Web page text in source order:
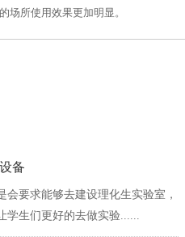
所使用效果更加明显。
备
要求能够去建设理化生实验室，
学生们更好的去做实验......